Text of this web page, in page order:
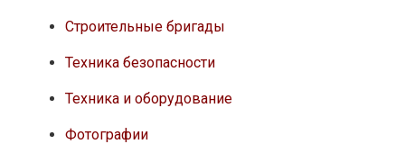
Строительные бригады
Техника безопасности
Техника и оборудование
Фотографии